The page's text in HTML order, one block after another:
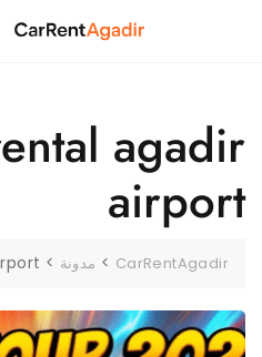
agadir
airport
CarRentAgadir
> مدونة >